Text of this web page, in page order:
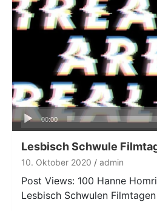
Audio-
Player
00:00
Lesbisch Schwule
10. Oktober 2020 admin
Post Views: 100 Hanne
Lesbisch Schwulen